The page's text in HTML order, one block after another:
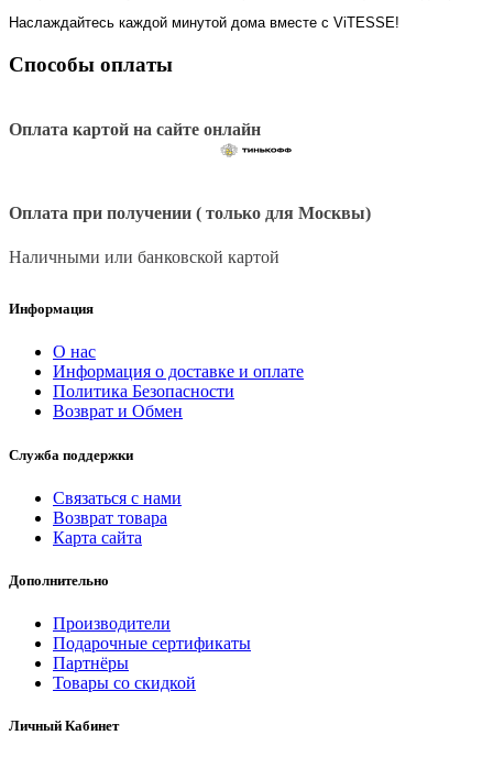
Наслаждайтесь каждой минутой дома вместе с ViTESSE!
Способы оплаты
Оплата картой на сайте онлайн
Оплата при получении ( только для Москвы)
Наличными или банковской картой
Информация
О нас
Информация о доставке и оплате
Политика Безопасности
Возврат и Обмен
Служба поддержки
Связаться с нами
Возврат товара
Карта сайта
Дополнительно
Производители
Подарочные сертификаты
Партнёры
Товары со скидкой
Личный Кабинет